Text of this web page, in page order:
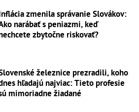
zmenila správanie Slovákov:
narábať s peniazmi, keď
zbytočne riskovať?
železnice prezradili, koho
hľadajú najviac: Tieto profesie
mimoriadne žiadané